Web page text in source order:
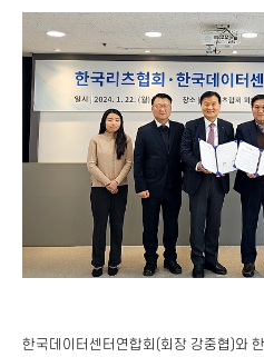
한국데이터센터연합회(회장 강중협)와